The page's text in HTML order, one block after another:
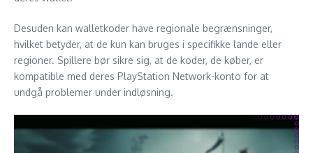
Desuden kan walletkoder have regionale begrænsninger,
hvilket betyder, at de kun kan bruges i specifikke lande eller
regioner. Spillere bør sikre sig, at de koder, de køber, er
kompatible med deres PlayStation Network-konto for at
undgå problemer under indløsning.